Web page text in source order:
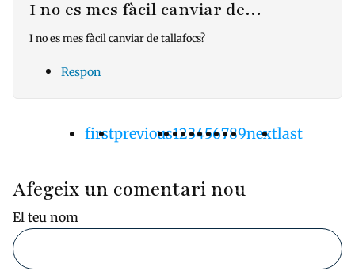
I no es mes fàcil canviar de…
I no es mes fàcil canviar de tallafocs?
Respon
PaginacióPrimera
firstPàgina
previousPàgina
1Pàgina
2Pàgina
3Pàgina
4Pàgina
5Pàgina
6Pàgina
7Pàgina
8Pàgina
9Pàgina
nextÚltima
last
Afegeix un comentari nou
El teu nom